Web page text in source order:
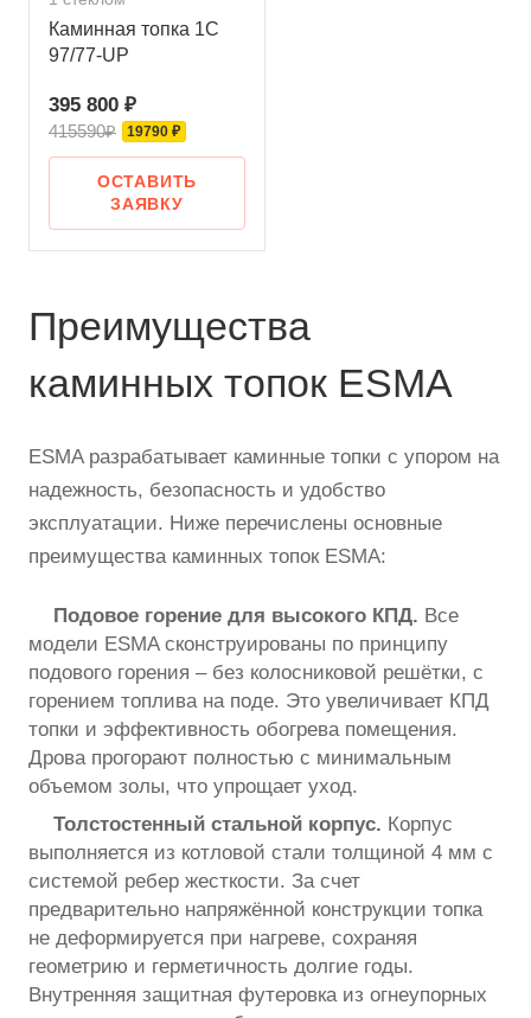
Каминная топка 1C
97/77-UP
395 800 ₽
415590₽ 19790 ₽
ОСТАВИТЬ
ЗАЯВКУ
Преимущества
каминных топок ESMA
ESMA разрабатывает каминные топки с упором на
надежность, безопасность и удобство
эксплуатации. Ниже перечислены основные
преимущества каминных топок ESMA:
Подовое горение для высокого КПД. Все
модели ESMA сконструированы по принципу
подового горения – без колосниковой решётки, с
горением топлива на поде. Это увеличивает КПД
топки и эффективность обогрева помещения.
Дрова прогорают полностью с минимальным
объемом золы, что упрощает уход.
Толстостенный стальной корпус. Корпус
выполняется из котловой стали толщиной 4 мм с
системой ребер жесткости. За счет
предварительно напряжённой конструкции топка
не деформируется при нагреве, сохраняя
геометрию и герметичность долгие годы.
Внутренняя защитная футеровка из огнеупорных